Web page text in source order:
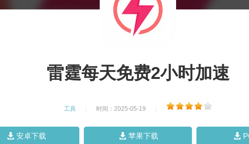
雷霆每天免费2小时加速
工具 时间：2025-05-19
安卓下载 苹果下载